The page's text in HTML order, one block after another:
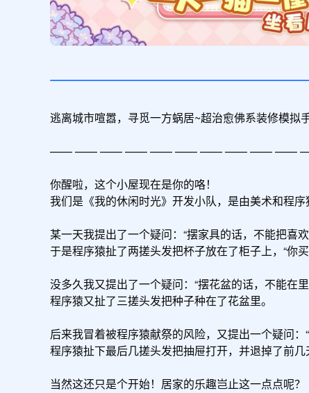
逃离城市喧嚣，寻觅一方蜗居~超治愈佛系装修模
—— —— —— —— —— —— —— —— —— ——
你醒啦，这个小屋现在是你的咯！
我们是《我的休闲时光》开发小队，是由美术和程
某一天我提出了一个疑问：“摆家具的话，不能把喜
于是程序猿扯了两搓头发把杯子放在了柜子上，“你
没多久我又提出了一个疑问：“摆花盆的话，不能在
程序猿又扯了三搓头发把种子种在了花盆里。
后来我冒着被程序猿献祭的风险，又提出一个疑问：
程序猿扯下最后几搓头发把抽屉打开，并退掉了前几
当然这还只是个开始！居家的乐趣岂止这一点点呢？